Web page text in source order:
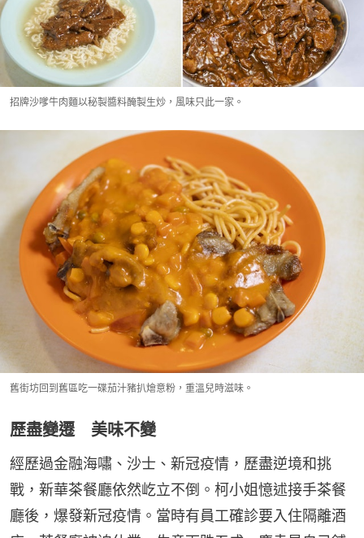
招牌沙嗲牛肉麵以秘製醬料醃製生炒，風味只此一家。
舊街坊回到舊區吃一碟茄汁豬扒燴意粉，重溫兒時滋味。
歷盡變遷 美味不變
經歷過金融海嘯、沙士、新冠疫情，歷盡逆境和挑
戰，新華茶餐廳依然屹立不倒。柯小姐憶述接手茶餐
廳後，爆發新冠疫情。當時有員工確診要入住隔離酒